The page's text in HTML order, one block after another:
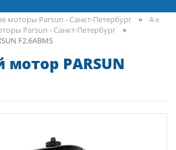
моторы Parsun - Санкт-Петербург
4-х
Parsun - Санкт-Петербург
F2.6ABMS
PARSUN